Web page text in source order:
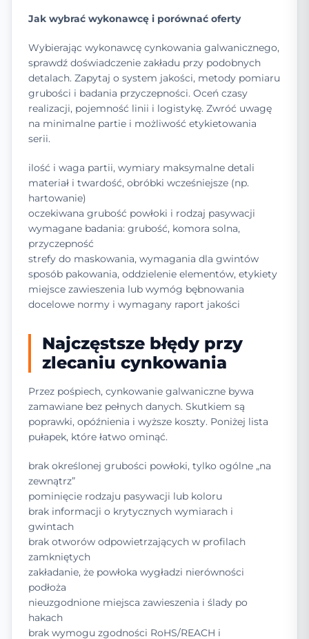
Jak wybrać wykonawcę i porównać oferty
Wybierając wykonawcę cynkowania galwanicznego,
sprawdź doświadczenie zakładu przy podobnych
detalach. Zapytaj o system jakości, metody pomiaru
grubości i badania przyczepności. Oceń czasy
realizacji, pojemność linii i logistykę. Zwróć uwagę
na minimalne partie i możliwość etykietowania
serii.
ilość i waga partii, wymiary maksymalne detali
materiał i twardość, obróbki wcześniejsze (np.
hartowanie)
oczekiwana grubość powłoki i rodzaj pasywacji
wymagane badania: grubość, komora solna,
przyczepność
strefy do maskowania, wymagania dla gwintów
sposób pakowania, oddzielenie elementów, etykiety
miejsce zawieszenia lub wymóg bębnowania
docelowe normy i wymagany raport jakości
Najczęstsze błędy przy
zlecaniu cynkowania
Przez pośpiech, cynkowanie galwaniczne bywa
zamawiane bez pełnych danych. Skutkiem są
poprawki, opóźnienia i wyższe koszty. Poniżej lista
pułapek, które łatwo ominąć.
brak określonej grubości powłoki, tylko ogólne „na
zewnątrz”
pominięcie rodzaju pasywacji lub koloru
brak informacji o krytycznych wymiarach i
gwintach
brak otworów odpowietrzających w profilach
zamkniętych
zakładanie, że powłoka wygładzi nierówności
podłoża
nieuzgodnione miejsca zawieszenia i ślady po
hakach
brak wymogu zgodności RoHS/REACH i